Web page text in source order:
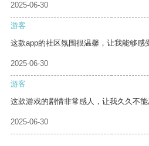
2025-06-30
游客
这款app的社区氛围很温馨，让我能够感
2025-06-30
游客
这款游戏的剧情非常感人，让我久久不能
2025-06-30